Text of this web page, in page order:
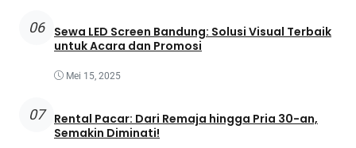
06
Sewa LED Screen Bandung: Solusi Visual Terbaik
untuk Acara dan Promosi
Mei 15, 2025
07
Rental Pacar: Dari Remaja hingga Pria 30-an,
Semakin Diminati!